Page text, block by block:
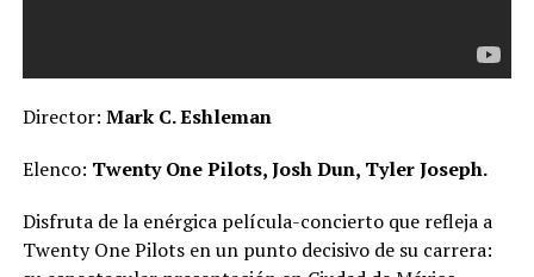
Director: Mark C. Eshleman
Elenco: Twenty One Pilots, Josh Dun, Tyler Joseph.
Disfruta de la enérgica película-concierto que refleja a
Twenty One Pilots en un punto decisivo de su carrera: